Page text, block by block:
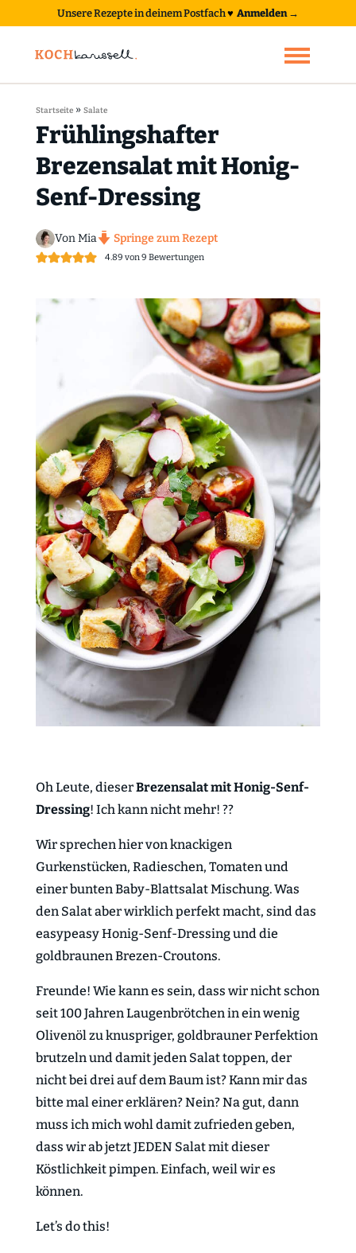
Unsere Rezepte in deinem Postfach♥ Anmelden →
Startseite» Salate
Frühlingshafter
Brezensalat mit Honig-
Senf-Dressing
Von Mia Springe zum Rezept
4.89 von9 Bewertungen
Oh Leute, dieserBrezensalat mit Honig-Senf-
Dressing! Ich kann nicht mehr! ??
Wir sprechen hier von knackigen
Gurkenstücken, Radieschen, Tomaten und
einer bunten Baby-Blattsalat Mischung. Was
den Salat aber wirklich perfekt macht, sind das
easypeasy Honig-Senf-Dressing und die
goldbraunen Brezen-Croutons.
Freunde! Wie kann es sein, dass wir nicht schon
seit 100 Jahren Laugenbrötchen in ein wenig
Olivenöl zu knuspriger, goldbrauner Perfektion
brutzeln und damit jeden Salat toppen, der
nicht bei drei auf dem Baum ist? Kann mir das
bitte mal einer erklären? Nein? Na gut, dann
muss ich mich wohl damit zufrieden geben,
dass wir ab jetzt JEDEN Salat mit dieser
Köstlichkeit pimpen. Einfach, weil wir es
können.
Let’s do this!